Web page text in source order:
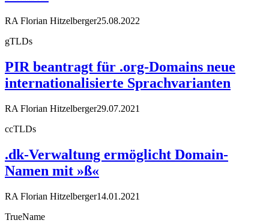
RA Florian Hitzelberger25.08.2022
gTLDs
PIR beantragt für .org-Domains neue
internationalisierte Sprachvarianten
RA Florian Hitzelberger29.07.2021
ccTLDs
.dk-Verwaltung ermöglicht Domain-
Namen mit »ß«
RA Florian Hitzelberger14.01.2021
TrueName